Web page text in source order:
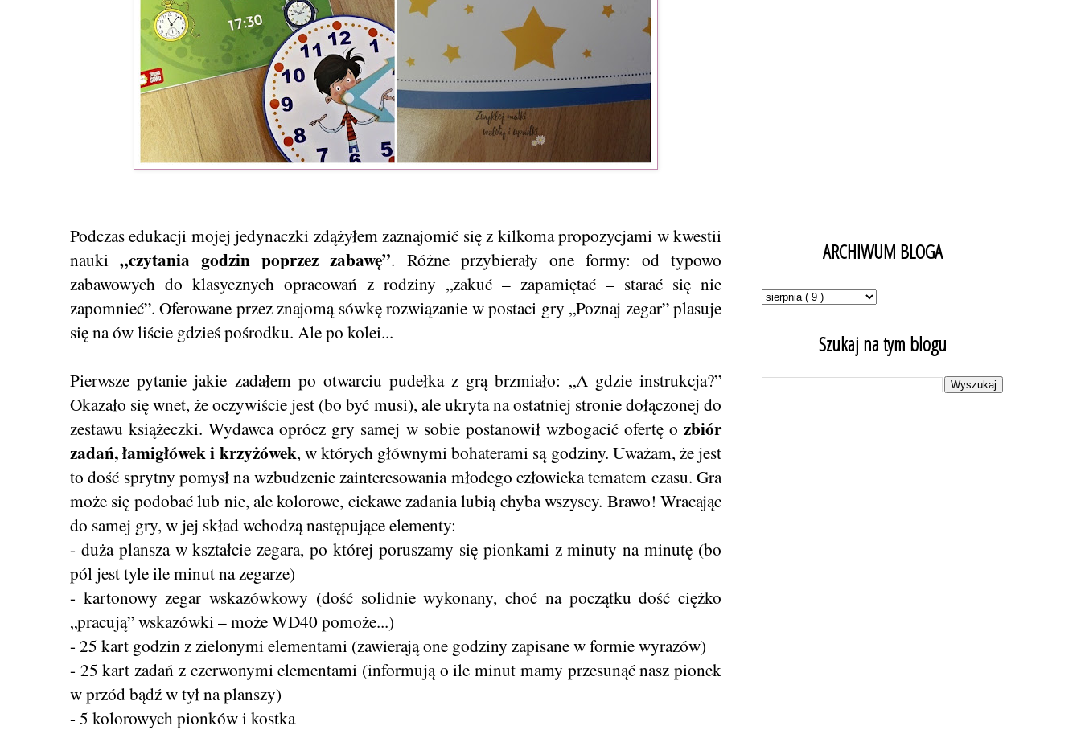
Podczas edukacji mojej jedynaczki zdążyłem zaznajomić się z kilkoma propozycjami w kwestii
nauki„czytania godzin poprzez zabawę”. Różne przybierały one formy: od typowo
zabawowych do klasycznych opracowań z rodziny „zakuć – zapamiętać – starać się nie
zapomnieć”. Oferowane przez znajomą sówkę rozwiązanie w postaci gry „Poznaj zegar” plasuje
się na ów liście gdzieś pośrodku. Ale po kolei...
Pierwsze pytanie jakie zadałem po otwarciu pudełka z grą brzmiało: „A gdzie instrukcja?”
Okazało się wnet, że oczywiście jest (bo być musi), ale ukryta na ostatniej stronie dołączonej do
zestawu książeczki. Wydawca oprócz gry samej w sobie postanowił wzbogacić ofertę o zbiór
zadań, łamigłówek i krzyżówek, w których głównymi bohaterami są godziny. Uważam, że jest
to dość sprytny pomysł na wzbudzenie zainteresowania młodego człowieka tematem czasu. Gra
może się podobać lub nie, ale kolorowe, ciekawe zadania lubią chyba wszyscy. Brawo! Wracając
do samej gry, w jej skład wchodzą następujące elementy:
- duża plansza w kształcie zegara, po której poruszamy się pionkami z minuty na minutę (bo
pól jest tyle ile minut na zegarze)
- kartonowy zegar wskazówkowy (dość solidnie wykonany, choć na początku dość ciężko
„pracują” wskazówki – może WD40 pomoże...)
- 25 kart godzin z zielonymi elementami (zawierają one godziny zapisane w formie wyrazów)
- 25 kart zadań z czerwonymi elementami (informują o ile minut mamy przesunąć nasz pionek
w przód bądź w tył na planszy)
- 5 kolorowych pionków i kostka
ARCHIWUM BLOGA
Szukaj na tym blogu